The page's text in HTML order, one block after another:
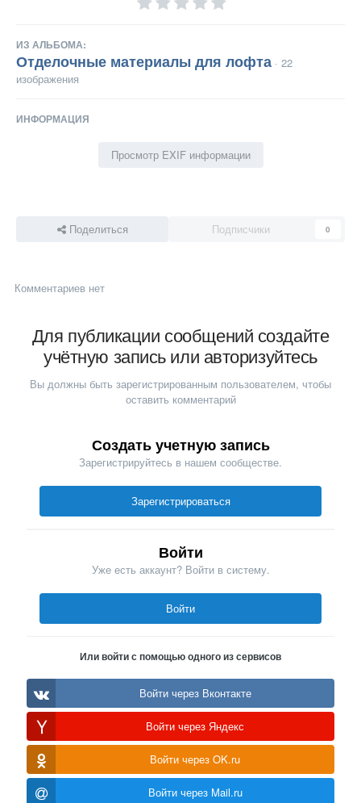
ИЗ АЛЬБОМА:
Отделочные материалы для лофта · 22
изображения
ИНФОРМАЦИЯ
Просмотр EXIF информации
Поделиться Подписчики 0
Комментариев нет
Для публикации сообщений создайте
учётную запись или авторизуйтесь
Вы должны быть зарегистрированным пользователем, чтобы
оставить комментарий
Создать учетную запись
Зарегистрируйтесь в нашем сообществе.
Зарегистрироваться
Войти
Уже есть аккаунт? Войти в систему.
Войти
Или войти с помощью одного из сервисов
Войти через Вконтакте
Войти через Яндекс
Войти через OK.ru
Войти через Mail.ru